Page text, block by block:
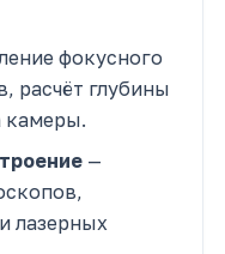
фокусного
расчёт глубины
камеры.
—
лазерных